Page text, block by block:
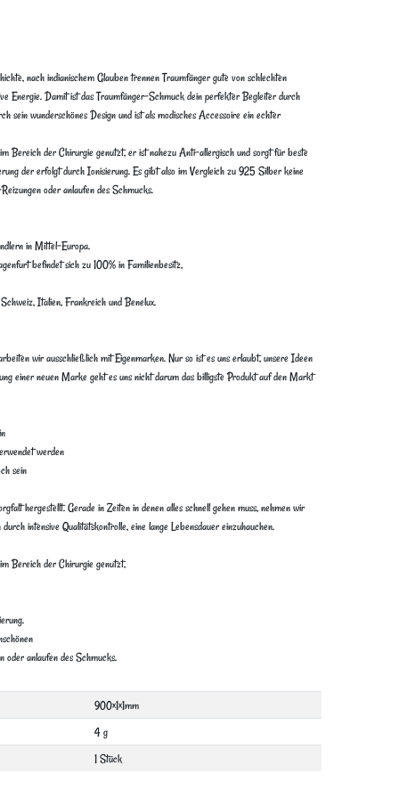
nach indianischem Glauben trennen Traumfänger gute von schlechten
Energie. Damit ist das Traumfänger-Schmuck dein perfekter Begleiter durch
sein wunderschönes Design und ist als modisches Accessoire ein echter
Bereich der Chirurgie genutzt, er ist nahezu Anti-allergisch und sorgt für beste
der erfolgt durch Ionisierung. Es gibt also im Vergleich zu 925 Silber keine
oder anlaufen des Schmucks.
in Mittel-Europa.
befindet sich zu 100% in Familienbesitz,
Italien, Frankreich und Benelux.
wir ausschließlich mit Eigenmarken. Nur so ist es uns erlaubt, unsere Ideen
einer neuen Marke geht es uns nicht darum das billigste Produkt auf den Markt
werden
sein
hergestellt. Gerade in Zeiten in denen alles schnell gehen muss, nehmen wir
intensive Qualitätskontrolle, eine lange Lebensdauer einzuhauchen.
Bereich der Chirurgie genutzt,
oder anlaufen des Schmucks.
900×1×1mm
4 g
1 Stück